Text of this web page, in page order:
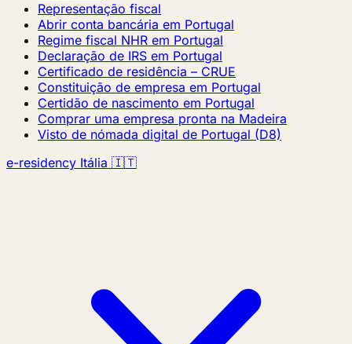
Representação fiscal
Abrir conta bancária em Portugal
Regime fiscal NHR em Portugal
Declaração de IRS em Portugal
Certificado de residência – CRUE
Constituição de empresa em Portugal
Certidão de nascimento em Portugal
Comprar uma empresa pronta na Madeira
Visto de nómada digital de Portugal (D8)
e-residency Itália 🇮🇹